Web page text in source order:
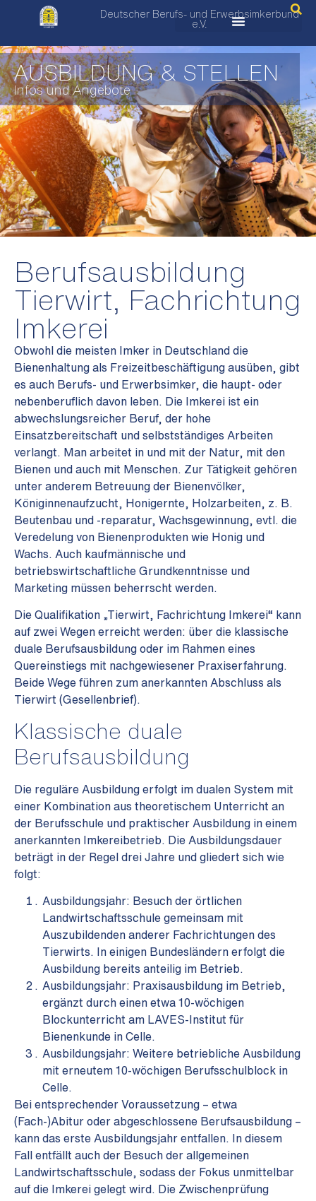
Deutscher Berufs- und Erwerbsimkerbund
e.V.
AUSBILDUNG & STELLEN
Infos und Angebote
Berufsausbildung
Tierwirt, Fachrichtung
Imkerei
Obwohl die meisten Imker in Deutschland die
Bienenhaltung als Freizeitbeschäftigung ausüben, gibt
es auch Berufs- und Erwerbsimker, die haupt- oder
nebenberuflich davon leben. Die Imkerei ist ein
abwechslungsreicher Beruf, der hohe
Einsatzbereitschaft und selbstständiges Arbeiten
verlangt. Man arbeitet in und mit der Natur, mit den
Bienen und auch mit Menschen. Zur Tätigkeit gehören
unter anderem Betreuung der Bienenvölker,
Königinnenaufzucht, Honigernte, Holzarbeiten, z. B.
Beutenbau und -reparatur, Wachsgewinnung, evtl. die
Veredelung von Bienenprodukten wie Honig und
Wachs. Auch kaufmännische und
betriebswirtschaftliche Grundkenntnisse und
Marketing müssen beherrscht werden.
Die Qualifikation „Tierwirt, Fachrichtung Imkerei“ kann
auf zwei Wegen erreicht werden: über die klassische
duale Berufsausbildung oder im Rahmen eines
Quereinstiegs mit nachgewiesener Praxiserfahrung.
Beide Wege führen zum anerkannten Abschluss als
Tierwirt (Gesellenbrief).
Klassische duale
Berufsausbildung
Die reguläre Ausbildung erfolgt im dualen System mit
einer Kombination aus theoretischem Unterricht an
der Berufsschule und praktischer Ausbildung in einem
anerkannten Imkereibetrieb.
Die Ausbildungsdauer
beträgt in der Regel drei Jahre und gliedert sich wie
folgt:
Ausbildungsjahr: Besuch der örtlichen
Landwirtschaftsschule gemeinsam mit
Auszubildenden anderer Fachrichtungen des
Tierwirts. In einigen Bundesländern erfolgt die
Ausbildung bereits anteilig im Betrieb.
Ausbildungsjahr: Praxisausbildung im Betrieb,
ergänzt durch einen etwa 10-wöchigen
Blockunterricht am LAVES-Institut für
Bienenkunde in Celle.
Ausbildungsjahr: Weitere betriebliche Ausbildung
mit erneutem 10-wöchigen Berufsschulblock in
Celle.
Bei entsprechender Voraussetzung – etwa
(Fach-)Abitur oder abgeschlossene Berufsausbildung –
kann das erste Ausbildungsjahr entfallen. In diesem
Fall entfällt auch der Besuch der allgemeinen
Landwirtschaftsschule, sodass der Fokus unmittelbar
auf die Imkerei gelegt wird.
Die Zwischenprüfung